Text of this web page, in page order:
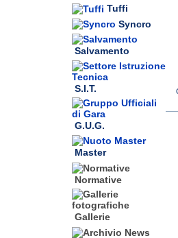
Tuffi
Syncro
Salvamento
S.I.T.
G.U.G.
Master
Normative
Gallerie